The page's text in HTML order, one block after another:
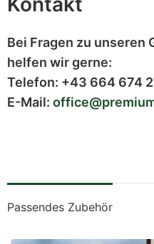
Bei Fragen zu unseren
helfen wir gerne:
Telefon: +43 664 674
E-Mail:
Passendes Zubehör